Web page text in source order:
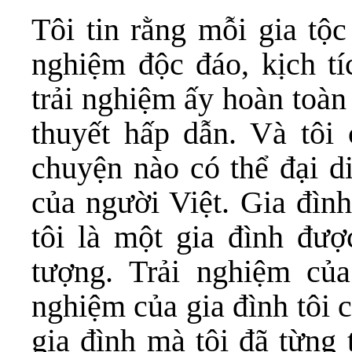
Tôi tin rằng mỗi gia
nghiệm độc đáo, kịch
trải nghiệm ấy hoàn
thuyết hấp dẫn. Và tôi
chuyện nào có thể đại
của người Việt. Gia
tôi là một gia đình
tượng. Trải nghiệm
nghiệm của gia đình tôi
gia đình mà tôi đã từng